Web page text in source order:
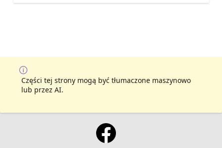
Części tej strony mogą być tłumaczone maszynowo
lub przez AI.